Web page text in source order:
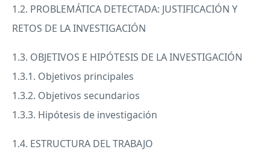
1.2. PROBLEMÁTICA DETECTADA: JUSTIFICACIÓN Y
RETOS DE LA INVESTIGACIÓN
1.3. OBJETIVOS E HIPÓTESIS DE LA INVESTIGACIÓN
1.3.1. Objetivos principales
1.3.2. Objetivos secundarios
1.3.3. Hipótesis de investigación
1.4. ESTRUCTURA DELTRABAJO